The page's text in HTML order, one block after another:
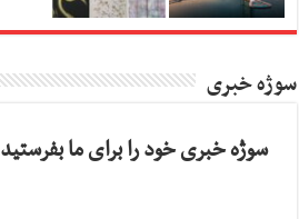
سوژه خبری
سوژه خبری خود را برای ما بفرستید